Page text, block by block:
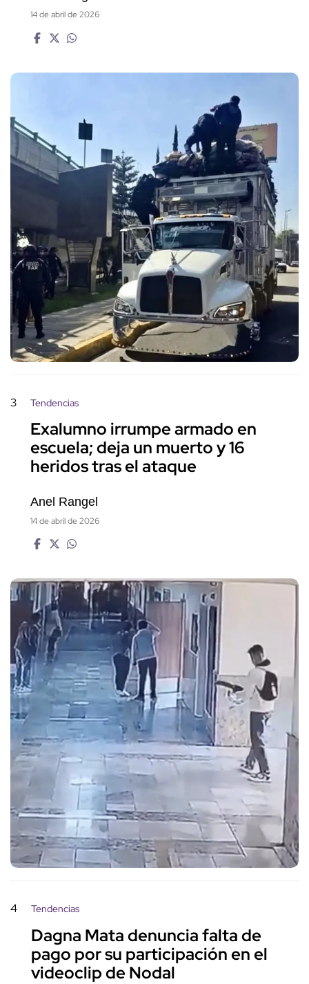
14 de abril de 2026
3 Tendencias
Exalumno irrumpe armado en
escuela; deja un muerto y 16
heridos tras el ataque
Anel Rangel
14 de abril de 2026
4 Tendencias
Dagna Mata denuncia falta de
pago por su participación en el
videoclip de Nodal